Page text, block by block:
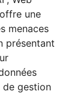
une
menaces
présentant
de gestion